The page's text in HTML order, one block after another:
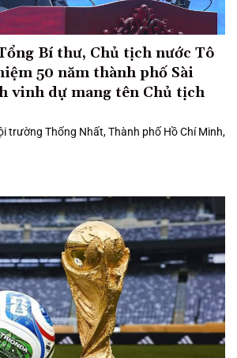
Bí thư, Chủ tịch nước Tô
50 năm thành phố Sài
vinh dự mang tên Chủ tịch
trường Thống Nhất, Thành phố Hồ Chí Minh,